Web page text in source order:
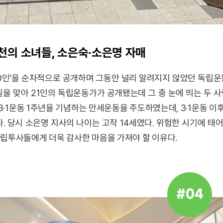
의 소녀들, 소은숙·소은명 자매
’을 순차적으로 공개하며 그동안 널리 알려지지 않았던 독립
맞아 21인의 독립운동가가 공개됐는데 그 중 눈에 띄는 두
운동 1주년을 기념하는 만세운동을 주도하였는데, 3·1운동 이
당시 소은명 지사의 나이는 고작 14세였다. 위험한 시기에 태
투사들에게 더욱 감사한 마음을 가져야 할 이유다.
#04